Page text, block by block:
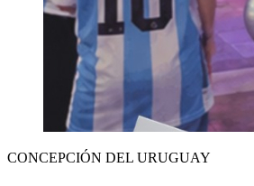
CONCEPCIÓN DEL URUGUAY